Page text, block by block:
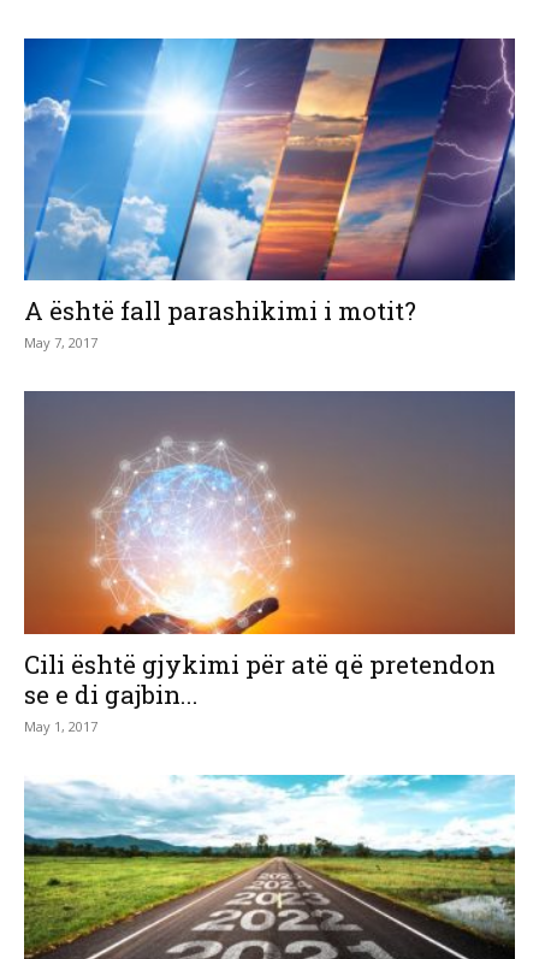
A është fall parashikimi i motit?
May 7, 2017
Cili është gjykimi për atë që pretendon
se e di gajbin...
May 1, 2017